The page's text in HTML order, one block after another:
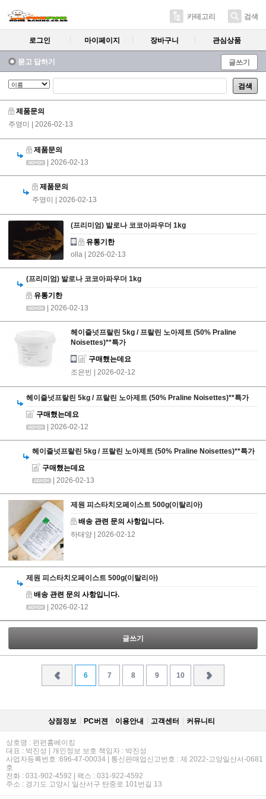
카테고리 검색
로그인 마이페이지 장바구니 관심상품
묻고 답하기 글쓰기
검색
제품문의
주영미
| 2026-02-13
제품문의
| 2026-02-13
제품문의
주영미
| 2026-02-13
(프리미엄) 발로나 코코아파우더 1kg
유통기한
olla
| 2026-02-13
(프리미엄) 발로나 코코아파우더 1kg
유통기한
| 2026-02-13
헤이즐넛프랄린 5kg / 프랄린 노아제트 (50% Praline
Noisettes)**특가
구매했는데요
조은빈
| 2026-02-12
헤이즐넛프랄린 5kg / 프랄린 노아제트 (50% Praline Noisettes)**특가
구매했는데요
| 2026-02-12
헤이즐넛프랄린 5kg / 프랄린 노아제트 (50% Praline Noisettes)**특가
구매했는데요
| 2026-02-13
제원 피스타치오페이스트 500g(이탈리아)
배송 관련 문의 사항입니다.
하태양
| 2026-02-12
제원 피스타치오페이스트 500g(이탈리아)
배송 관련 문의 사항입니다.
| 2026-02-12
글쓰기
6 7 8 9 10
상점정보 PC버젼 이용안내 고객센터 커뮤니티
상호명 : 펀펀홈베이킹
대표 : 박진성 | 개인정보 보호 책임자 : 박진성
사업자등록번호 :696-47-00034 | 통신판매업신고번호 : 제 2022-고양일산서-0681
호
전화 : 031-902-4592 | 팩스 : 031-922-4592
주소 : 경기도 고양시 일산서구 탄중로 101번길 13